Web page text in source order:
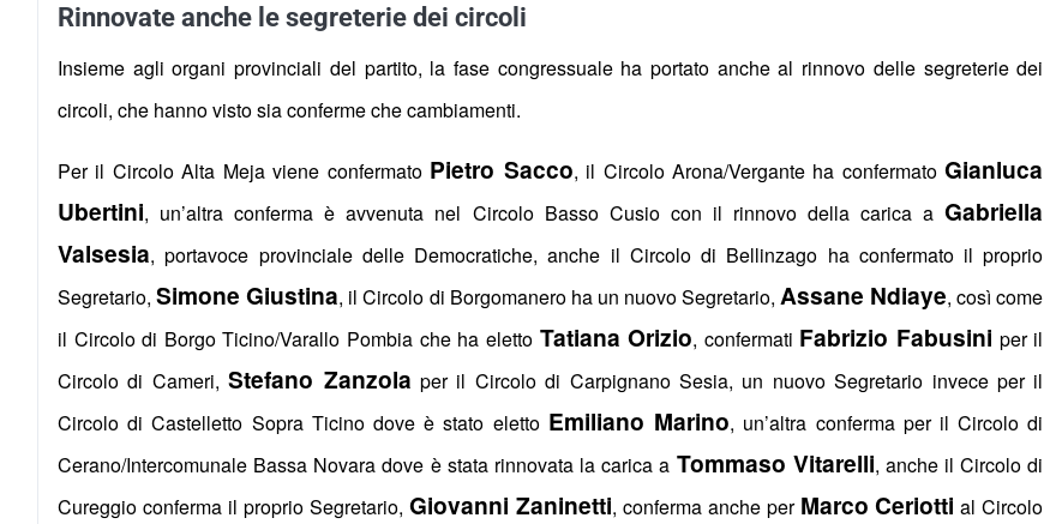
Rinnovate anche le segreterie dei circoli
Insieme agli organi provinciali del partito, la fase congressuale ha portato anche al rinnovo delle segreterie dei
circoli, che hanno visto sia conferme che cambiamenti.
Per il Circolo Alta Meja viene confermato Pietro Sacco, il Circolo Arona/Vergante ha confermatoGianluca
Ubertini, un’altra conferma è avvenuta nel Circolo Basso Cusio con il rinnovo della carica aGabriella
Valsesia, portavoce provinciale delle Democratiche, anche il Circolo di Bellinzago ha confermato il proprio
Segretario,Simone Giustina, il Circolo di Borgomanero ha un nuovo Segretario,Assane Ndiaye, così come
il Circolo di Borgo Ticino/Varallo Pombia che ha eletto Tatiana Orizio, confermati Fabrizio Fabusini per il
Circolo di Cameri,Stefano Zanzola per il Circolo di Carpignano Sesia, un nuovo Segretario invece per il
Circolo di Castelletto Sopra Ticino dove è stato eletto Emiliano Marino, un’altra conferma per il Circolo di
Cerano/Intercomunale Bassa Novara dove è stata rinnovata la carica a Tommaso Vitarelli, anche il Circolo di
Cureggio conferma il proprio Segretario, Giovanni Zaninetti, conferma anche per Marco Ceriotti al Circolo